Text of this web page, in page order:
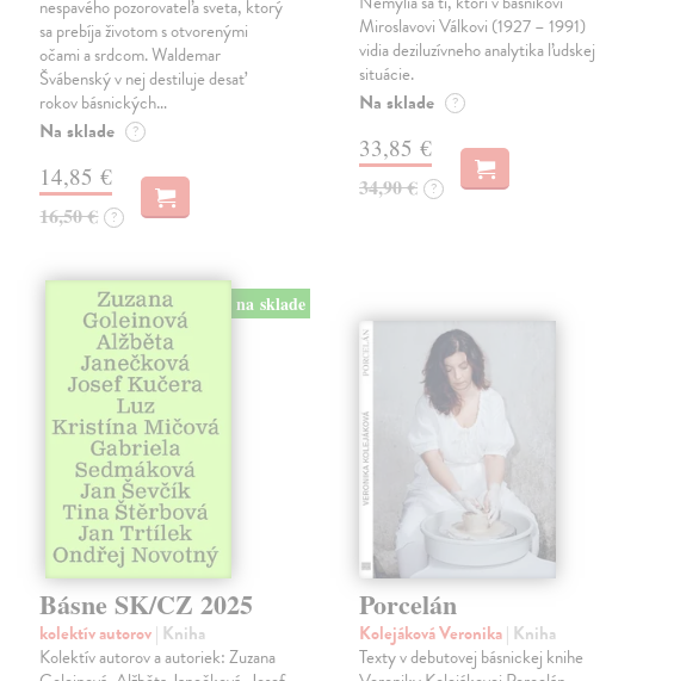
nespavého pozorovateľa sveta, ktorý
sa prebíja životom s otvorenými
očami a srdcom. Waldemar
Švábenský v nej destiluje desať
rokov básnických…
Na sklade ?
14,85 €
16,50 € ?
Miroslavovi Válkovi (1927 – 1991)
vidia deziluzívneho analytika ľudskej
situácie.
Na sklade ?
33,85 €
34,90 € ?
na sklade
Básne SK/CZ 2025
kolektív autorov| Kniha
Kolektív autorov a autoriek: Zuzana
Porcelán
Kolejáková Veronika| Kniha
Texty v debutovej básnickej knihe